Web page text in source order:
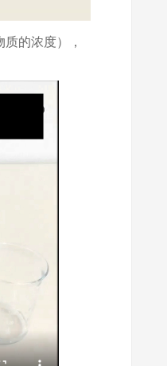
的浓度），